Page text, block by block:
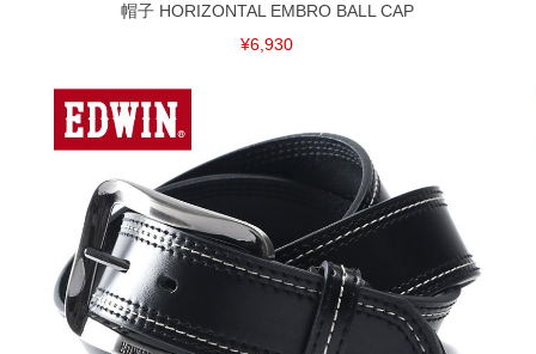
帽子 HORIZONTAL EMBRO BALL CAP
¥6,930